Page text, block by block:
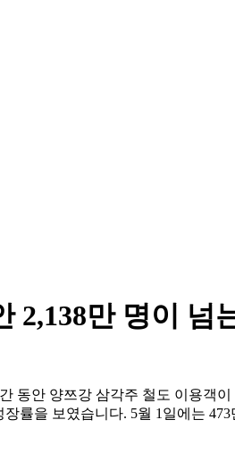
2,138만 명이 넘
동안 양쯔강 삼각주 철도 이용객
률을 보였습니다. 5월 1일에는